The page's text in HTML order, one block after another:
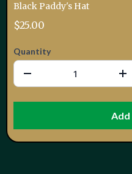
Black Paddy's Hat
$25.00
Quantity